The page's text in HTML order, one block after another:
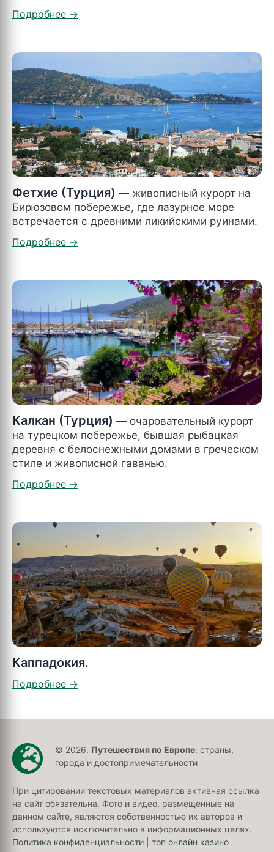
Фетхие (Турция) — живописный курорт на
Бирюзовом побережье, где лазурное море
встречается с древними ликийскими руинами.
Калкан (Турция) — очаровательный курорт
на турецком побережье, бывшая рыбацкая
деревня с белоснежными домами в греческом
стиле и живописной гаванью.
Каппадокия.
© 2026. Путешествия по Европе: страны,
города и достопримечательности
При цитировании текстовых материалов активная ссылка
на сайт обязательна. Фото и видео, размещенные на
данном сайте, являются собственностью их авторов и
используются исключительно в информационных целях.
Политика конфиденциальности
топ онлайн казино